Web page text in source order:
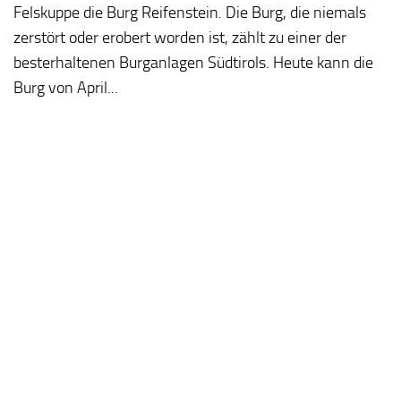
Felskuppe die Burg Reifenstein. Die Burg, die niemals
zerstört oder erobert worden ist, zählt zu einer der
besterhaltenen Burganlagen Südtirols. Heute kann die
Burg von April...